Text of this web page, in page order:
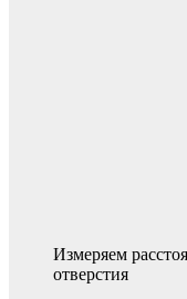
Измеряем
отверстия